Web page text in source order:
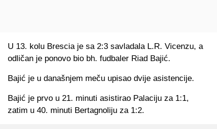
U 13. kolu Brescia je sa 2:3 savladala L.R. Vicenzu, a
odličan je ponovo bio bh. fudbaler Riad Bajić.
Bajić je u današnjem meču upisao dvije asistencije.
Bajić je prvo u 21. minuti asistirao Palaciju za 1:1,
zatim u 40. minuti Bertagnoliju za 1:2.